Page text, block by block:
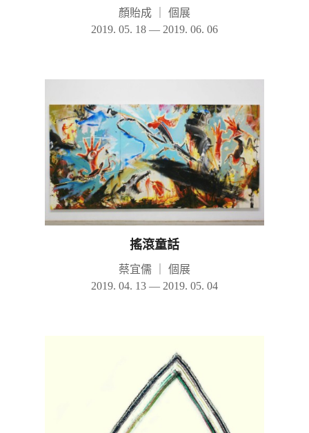
顏貽成
個展
2019. 05. 18 — 2019. 06. 06
搖滾童話
蔡宜儒
個展
2019. 04. 13 — 2019. 05. 04